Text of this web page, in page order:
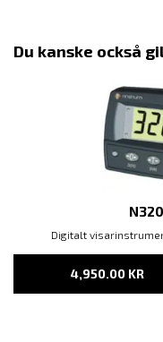
Du kanske också
Digitalt
4,950.00 KR